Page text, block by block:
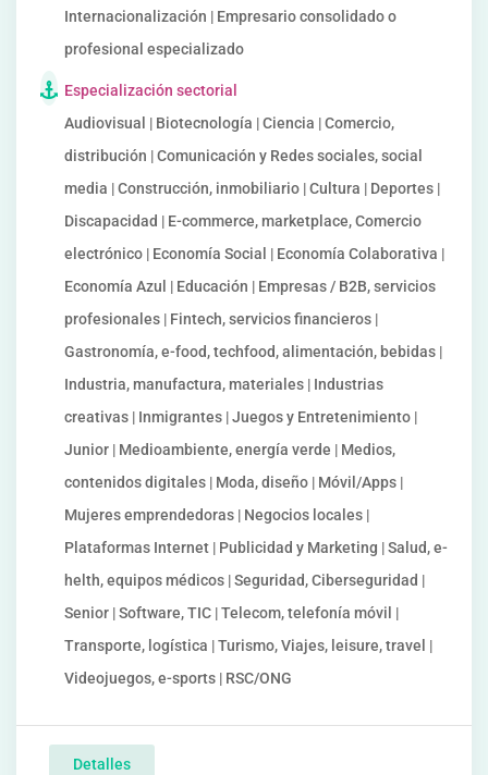
Internacionalización | Empresario consolidado o
profesional especializado
Especialización sectorial
Audiovisual | Biotecnología | Ciencia | Comercio,
distribución | Comunicación y Redes sociales, social
media | Construcción, inmobiliario | Cultura | Deportes |
Discapacidad | E-commerce, marketplace, Comercio
electrónico | Economía Social | Economía Colaborativa |
Economía Azul | Educación | Empresas / B2B, servicios
profesionales | Fintech, servicios financieros |
Gastronomía, e-food, techfood, alimentación, bebidas |
Industria, manufactura, materiales | Industrias
creativas | Inmigrantes | Juegos y Entretenimiento |
Junior | Medioambiente, energía verde | Medios,
contenidos digitales | Moda, diseño | Móvil/Apps |
Mujeres emprendedoras | Negocios locales |
Plataformas Internet | Publicidad y Marketing | Salud, e-
helth, equipos médicos | Seguridad, Ciberseguridad |
Senior | Software, TIC | Telecom, telefonía móvil |
Transporte, logística | Turismo, Viajes, leisure, travel |
Videojuegos, e-sports | RSC/ONG
Detalles